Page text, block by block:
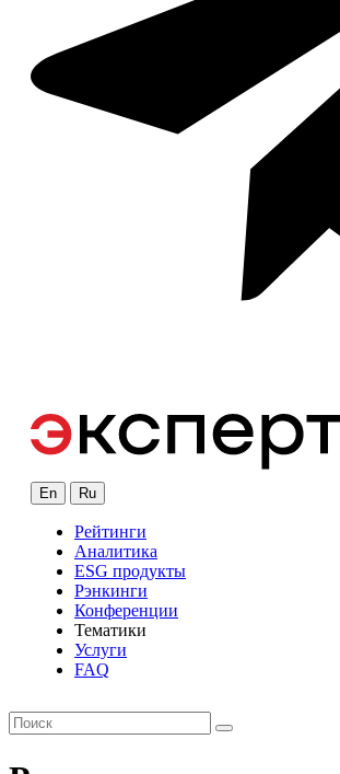
En Ru
Рейтинги
Аналитика
ESG продукты
Рэнкинги
Конференции
Тематики
Услуги
FAQ